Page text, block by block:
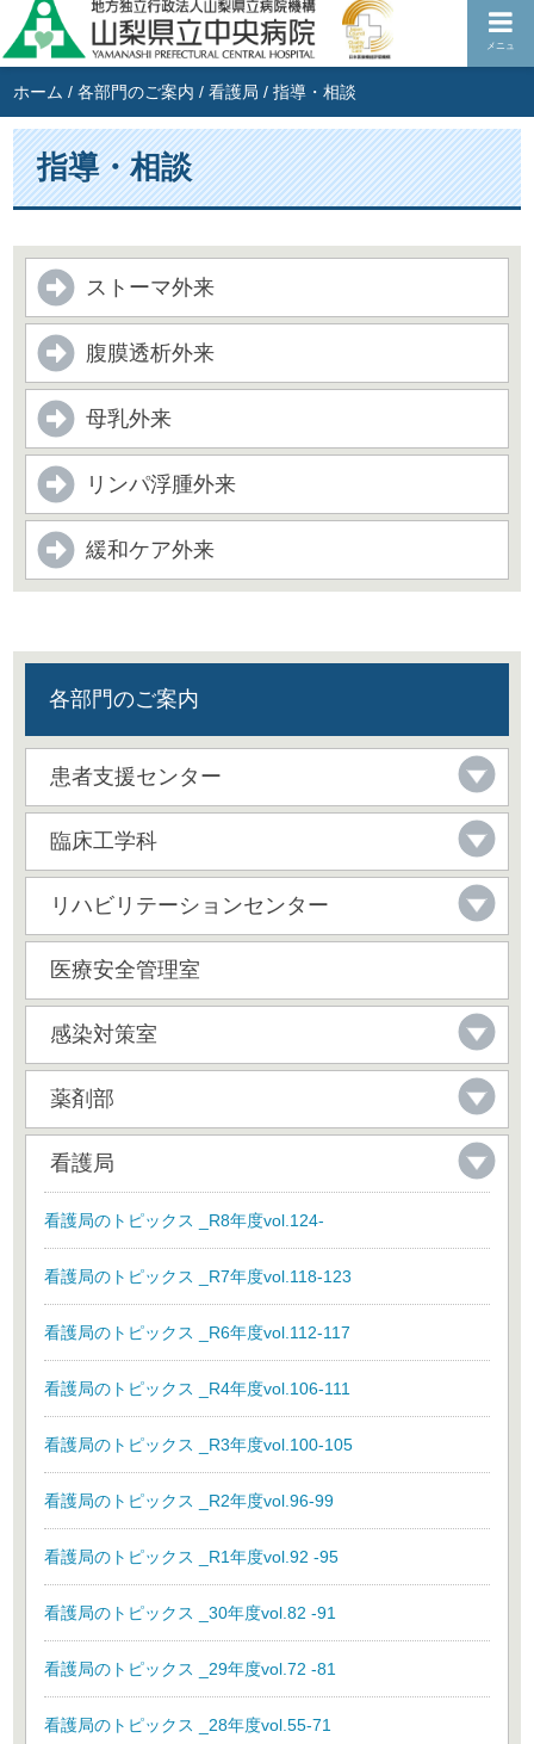
メニュ
ホーム /各部門のご案内 /看護局 /指導・相談
指導・相談
ストーマ外来
腹膜透析外来
母乳外来
リンパ浮腫外来
緩和ケア外来
各部門のご案内
患者支援センター
臨床工学科
リハビリテーションセンター
医療安全管理室
感染対策室
薬剤部
看護局
看護局のトピックス _R8年度vol.124-
看護局のトピックス _R7年度vol.118-123
看護局のトピックス _R6年度vol.112-117
看護局のトピックス _R4年度vol.106-111
看護局のトピックス _R3年度vol.100-105
看護局のトピックス _R2年度vol.96-99
看護局のトピックス _R1年度vol.92 -95
看護局のトピックス _30年度vol.82 -91
看護局のトピックス _29年度vol.72 -81
看護局のトピックス _28年度vol.55-71